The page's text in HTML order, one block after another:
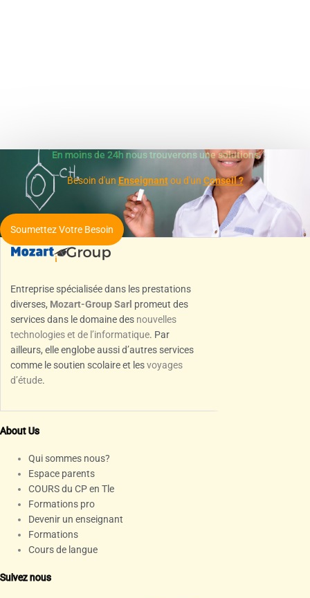
En moins de 24h nous trouverons une solutions
Besoin d'un Enseignantou d'un Conseil ?
Soumettez Votre Besoin
Entreprise spécialisée dans les prestations
diverses, Mozart-Group Sarl promeut des
services dans le domaine des nouvelles
technologies et de l’informatique. Par
ailleurs, elle englobe aussi d’autres services
comme le soutien scolaire et lesvoyages
d’étude.
About Us
Qui sommes nous?
Espace parents
COURS du CP en Tle
Formations pro
Devenir un enseignant
Formations
Cours de langue
Suivez nous